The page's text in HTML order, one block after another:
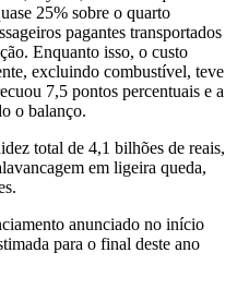
25% sobre o quarto
pagantes transportados
Enquanto isso, o custo
excluindo combustível, teve
7,5 pontos percentuais e a
o balanço.
total de 4,1 bilhões de reais,
em ligeira queda,
anunciado no início
para o final deste ano